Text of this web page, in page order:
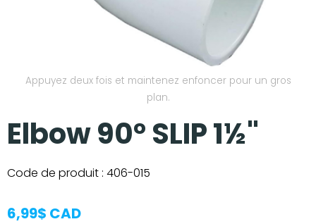
Appuyez deux fois et maintenez enfoncer pour un gros
plan.
Elbow 90° SLIP 1½"
Code de produit : 406-015
6,99$ CAD